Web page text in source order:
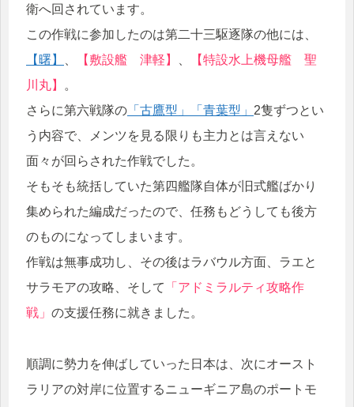
衛へ回されています。
この作戦に参加したのは第二十三駆逐隊の他には、
【曙】
【敷設艦 津軽】
【特設水上機母艦 聖
川丸】
。
さらに第六戦隊の 「古鷹型」 「青葉型」 2隻ずつとい
う内容で、メンツを見る限りも主力とは言えない
面々が回らされた作戦でした。
そもそも統括していた第四艦隊自体が旧式艦ばかり
集められた編成だったので、任務もどうしても後方
のものになってしまいます。
作戦は無事成功し、その後はラバウル方面、ラエと
サラモアの攻略、そして
「アドミラルティ攻略作
戦」 の支援任務に就きました。
順調に勢力を伸ばしていった日本は、次にオースト
ラリアの対岸に位置するニューギニア島のポートモ